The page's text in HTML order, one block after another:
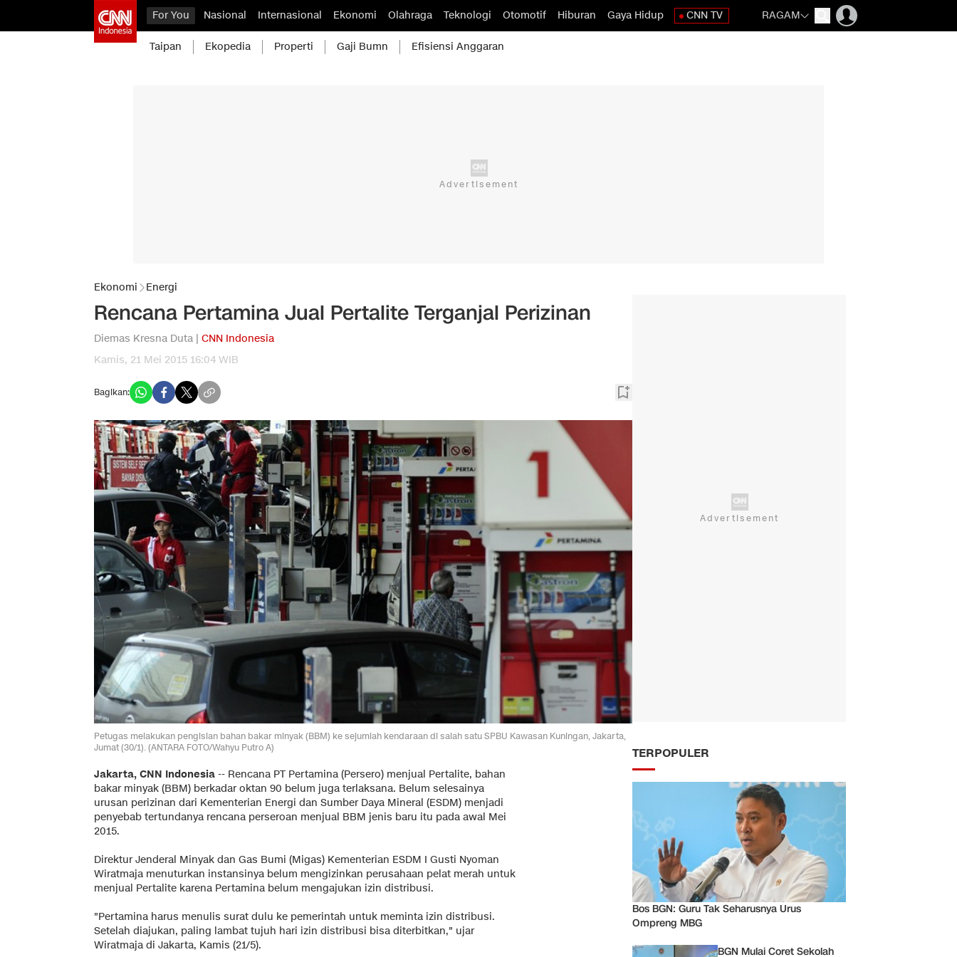
For You Nasional Internasional Ekonomi Olahraga Teknologi Otomotif Hiburan Gaya Hidup CNN TV RAGAM
Taipan Ekopedia Properti Gaji Bumn Efisiensi Anggaran
Ekonomi Energi
Rencana Pertamina Jual Pertalite Terganjal Perizinan
Diemas Kresna Duta | CNN Indonesia
Kamis, 21 Mei 2015 16:04 WIB
Bagikan:
Petugas melakukan pengisian bahan bakar minyak (BBM) ke sejumlah kendaraan di salah satu SPBU Kawasan Kuningan, Jakarta,
Jumat (30/1). (ANTARA FOTO/Wahyu Putro A)
Jakarta, CNN Indonesia -- Rencana PT Pertamina (Persero) menjual Pertalite, bahan
bakar minyak (BBM) berkadar oktan 90 belum juga terlaksana. Belum selesainya
urusan perizinan dari Kementerian Energi dan Sumber Daya Mineral (ESDM) menjadi
penyebab tertundanya rencana perseroan menjual BBM jenis baru itu pada awal Mei
2015.
Direktur Jenderal Minyak dan Gas Bumi (Migas) Kementerian ESDM I Gusti Nyoman
Wiratmaja menuturkan instansinya belum mengizinkan perusahaan pelat merah untuk
menjual Pertalite karena Pertamina belum mengajukan izin distribusi.
"Pertamina harus menulis surat dulu ke pemerintah untuk meminta izin distribusi.
Setelah diajukan, paling lambat tujuh hari izin distribusi bisa diterbitkan," ujar
Wiratmaja di Jakarta, Kamis (21/5).
TERPOPULER
Bos BGN: Guru Tak Seharusnya Urus
Ompreng MBG
BGN Mulai Coret Sekolah